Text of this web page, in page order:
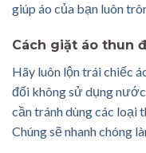
giúp áo của bạn luôn
Cách giặt áo thun
Hãy luôn lộn trái chiếc
đối không sử dụng
cần tránh dùng các loại
Chúng sẽ nhanh chóng